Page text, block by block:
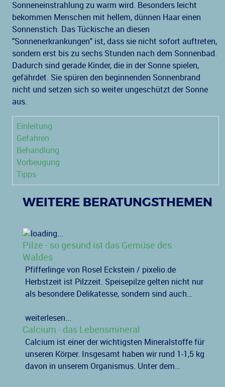
Sonneneinstrahlung zu warm wird. Besonders leicht
bekommen Menschen mit hellem, dünnen Haar einen
Sonnenstich. Das Tückische an diesen
"Sonnenerkrankungen" ist, dass sie nicht sofort auftreten,
sondern erst bis zu sechs Stunden nach dem Sonnenbad.
Dadurch sind gerade Kinder, die in der Sonne spielen,
gefährdet. Sie spüren den beginnenden Sonnenbrand
nicht und setzen sich so weiter ungeschützt der Sonne
aus.
Einleitung
Gefahren
Behandlung
Vorbeugung
Tipps
WEITERE BERATUNGSTHEMEN
Pilze - so gesund ist das Gemüse des
Waldes
Pfifferlinge von Rosel Eckstein / pixelio.de
Herbstzeit ist Pilzzeit. Speisepilze gelten nicht nur
als besondere Delikatesse, sondern sind auch…
weiterlesen...
Calcium - das Lebensmineral
Calcium ist einer der wichtigsten Mineralstoffe für
unseren Körper. Insgesamt haben wir rund 1-1,5 kg
davon in unserem Organismus. Unter dem…